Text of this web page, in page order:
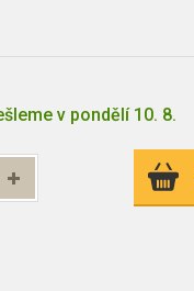
v pondělí 10. 8.